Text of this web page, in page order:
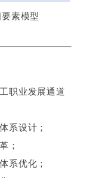
素模型
职业发展通道
系设计；
；
系优化；